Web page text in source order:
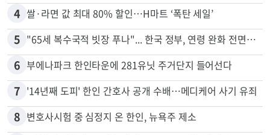
3 취업 잘되는 대학 1위는?…하버드 3위
4 쌀·라면 값 최대 80% 할인…H마트 ‘폭탄 세일’
5
6 부에나파크 한인타운에 281유닛 주거단지 들어선다
7 '14년째 도피' 한인 간호사 공개 수배…메디케어 사기 유죄